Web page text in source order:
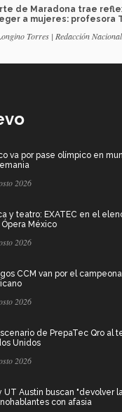
de Maradona trae
a mujeres: profesora
Torres | Redacción Nacional
va por pase olímpico en
2026
y teatro: EXATEC en el
México
2026
CCM van por el
2026
de PrepaTec Qro al
Unidos
2026
UT Austin buscan "devolver
con afasia